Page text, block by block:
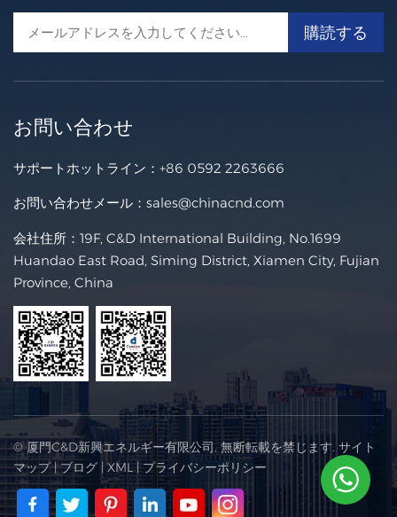
お問い合わせ
サポートホットライン： +86 0592 2263666
お問い合わせメール： sales@chinacnd.com
会社住所：19F, C&D International Building, No.1699
Huandao East Road, Siming District, Xiamen City, Fujian
Province, China
© 厦門C&D新興エネルギー有限公司. 無断転載を禁じます. サイト
マップ|ブログ |XML|プライバシーポリシー